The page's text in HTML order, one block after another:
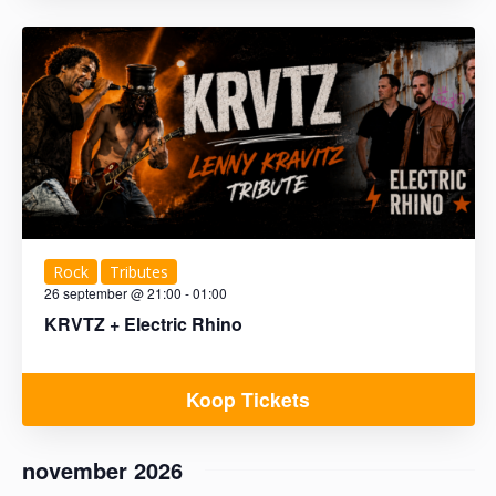
g
a
t
i
e
KRVTZ + Electric Rhino
26 september @ 21:00 -01:00
Rock Tributes
Koop Tickets
november 2026